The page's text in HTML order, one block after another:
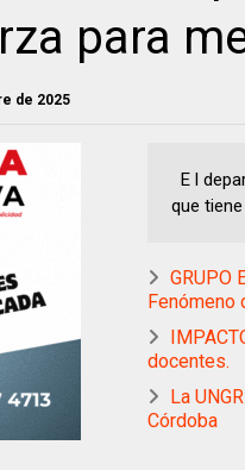
para
de 2025
E l
que
GRUPO
Fenómeno
docentes.
La
Córdoba